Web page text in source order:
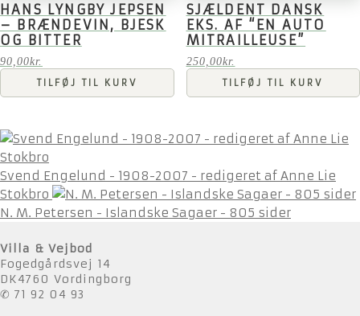
HANS LYNGBY JEPSEN
– BRÆNDEVIN, BJESK
OG BITTER
90,00kr.
TILFØJ TIL KURV
SJÆLDENT DANSK
EKS. AF “EN AUTO
MITRAILLEUSE”
250,00kr.
TILFØJ TIL KURV
Svend Engelund - 1908-2007 - redigeret af Anne Lie
Stokbro
N. M. Petersen - Islandske Sagaer - 805 sider
Villa & Vejbod
Fogedgårdsvej 14
DK4760 Vordingborg
✆ 71 92 04 93